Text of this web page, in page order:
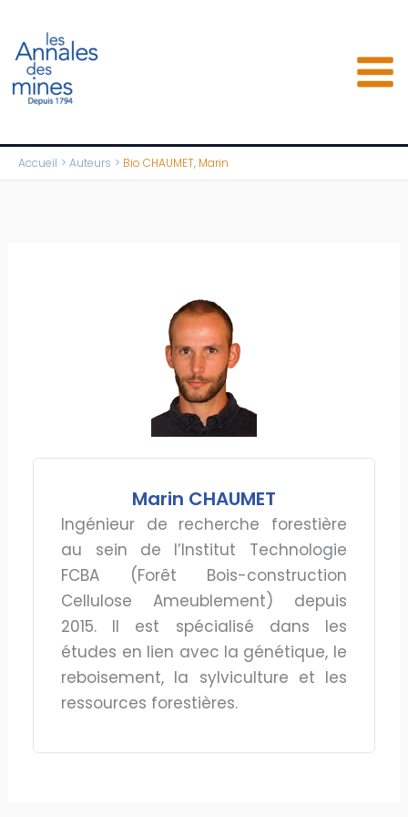
contenu
Accueil Auteurs Bio CHAUMET, Marin
Marin CHAUMET
Ingénieur de recherche forestière
au sein de l’Institut Technologie
FCBA (Forêt Bois-construction
Cellulose Ameublement) depuis
2015. Il est spécialisé dans les
études en lien avec la génétique, le
reboisement, la sylviculture et les
ressources forestières.